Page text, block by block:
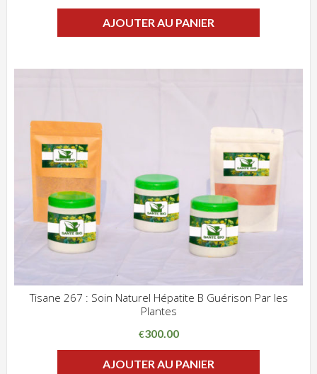
AJOUTER AU PANIER
Tisane 267 : Soin Naturel Hépatite B Guérison Par les
Plantes
€300.00
AJOUTER AU PANIER